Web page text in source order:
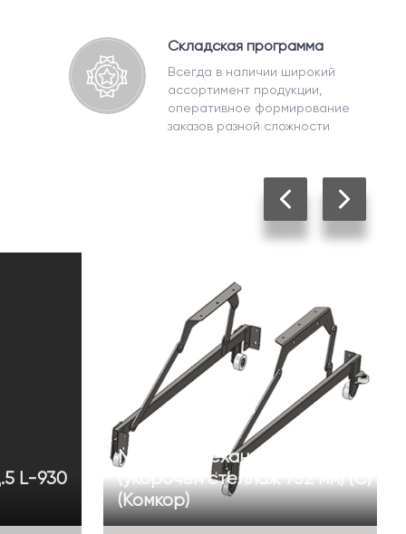
Складская программа
Всегда в наличии широкий
ассортимент продукции,
оперативное формирование
заказов разной сложности
L-930
N 405/16 механизм "Венеция"
(укорочен стеллаж 752 мм) (С)
(Комкор)